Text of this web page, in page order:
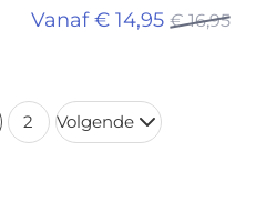
Vanaf € 14,95 € 16,95
2 Volgende